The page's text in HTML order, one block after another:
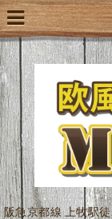
阪急京都線 上牧駅